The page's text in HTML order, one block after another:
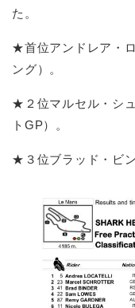
た。
★首位アンドレア・
ング）。
★２位マルセル・シ
トGP）。
★３位ブラッド・ビ